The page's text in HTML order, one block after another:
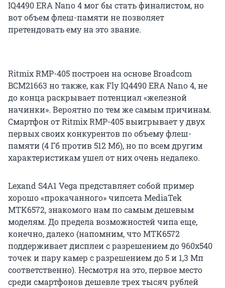
IQ4490 ERA Nano 4 мог бы стать финалистом, но
вот объем флеш-памяти не позволяет
претендовать ему на это звание.
Ritmix RMP-405 построен на основе Broadcom
BCM21663 но также, как Fly IQ4490 ERA Nano 4, не
до конца раскрывает потенциал «железной
начинки». Вероятно по тем же самым причинам.
Смартфон от Ritmix RMP-405 выигрывает у двух
первых своих конкурентов по объему флеш-
памяти (4 Гб против 512 Мб), но по всем другим
характеристикам ушел от них очень недалеко.
Lexand S4A1 Vega представляет собой пример
хорошо «прокачанного» чипсета MediaTek
MTK6572, знакомого нам по самым дешевым
моделям. До предела возможностей чипа еще,
конечно, далеко (напомним, что MTK6572
поддерживает дисплеи с разрешением до 960x540
точек и пару камер с разрешением до 5 и 1,3 Мп
соответственно). Несмотря на это, первое место
среди смартфонов дешевле трех тысяч рублей